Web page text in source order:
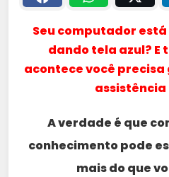
Seu computador
dando tela azul? E
acontece você
A verdade é que
conhecimento pode
mais do que